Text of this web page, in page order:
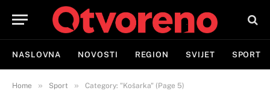
NASLOVNA NOVOSTI REGION SVIJET SPORT
Home » Sport » Category: "Košarka" (Page 5)